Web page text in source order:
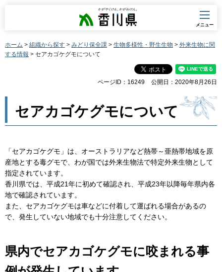
香川県
メニュー
ホーム > 組織から探す > みどり保全課 > 生物多様性・野生生物 > 外来生物に関
する情報 > セアカゴケグモについて
ページID：16249 公開日：2020年8月26日
セアカゴケグモについて
「セアカゴケグモ」は、オーストラリアなど熱帯～亜熱帯地域を原
産地とする毒グモで、わが国では外来生物法で特定外来生物として
指定されています。
香川県では、平成21年に初めて確認され、平成23年以降毎年県内各
地で確認されています。
また、セアカゴケグモは車などに付着して運ばれる場合があるの
で、発生していない地域でも十分注意してください。
県内でセアカゴケグモに咬まれる事